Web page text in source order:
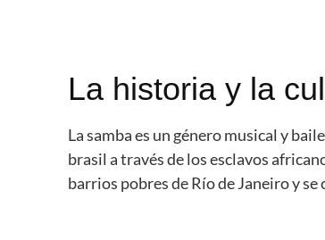
La historia y la
La samba es un género musical y
brasil a través de los esclavos
barrios pobres de Río de Janeiro y